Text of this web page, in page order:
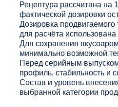
Рецептура рассчитана на
фактической дозировки
Дозировка
для расчёта
Для сохранения
минимально возможной
Перед серийным
профиль, стабильность и
Состав и уровень
выбранной категории